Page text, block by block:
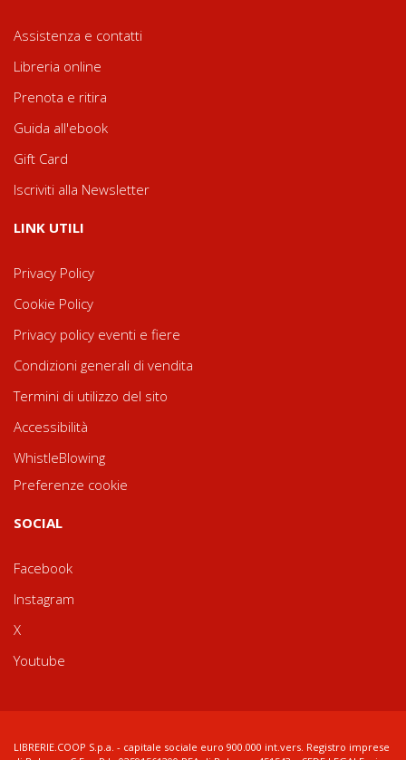
Assistenza e contatti
Libreria online
Prenota e ritira
Guida all'ebook
Gift Card
Iscriviti alla Newsletter
LINK UTILI
Privacy Policy
Cookie Policy
Privacy policy eventi e fiere
Condizioni generali di vendita
Termini di utilizzo del sito
Accessibilità
WhistleBlowing
Preferenze cookie
SOCIAL
Facebook
Instagram
X
Youtube
LIBRERIE.COOP S.p.a. - capitale sociale euro 900.000 int.vers. Registro imprese